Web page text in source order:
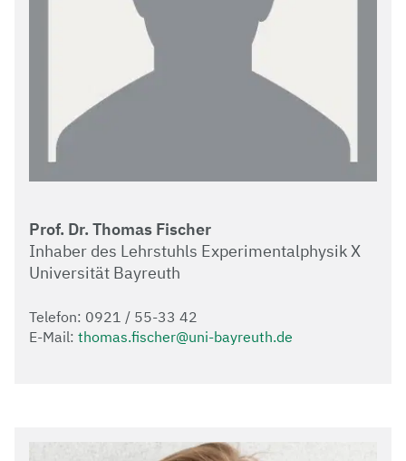
Prof. Dr. Thomas Fischer
Inhaber des Lehrstuhls Experimentalphysik X
Universität Bayreuth
Telefon: 0921 / 55-33 42
E-Mail: thomas.fischer@uni-bayreuth.de